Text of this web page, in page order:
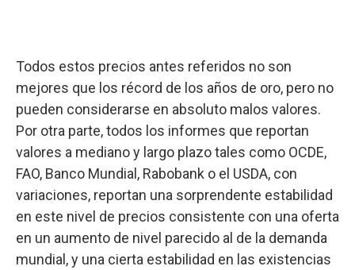
Todos estos precios antes referidos no son
mejores que los récord de los años de oro, pero no
pueden considerarse en absoluto malos valores.
Por otra parte, todos los informes que reportan
valores a mediano y largo plazo tales como OCDE,
FAO, Banco Mundial, Rabobank o el USDA, con
variaciones, reportan una sorprendente estabilidad
en este nivel de precios consistente con una oferta
en un aumento de nivel parecido al de la demanda
mundial, y una cierta estabilidad en las existencias